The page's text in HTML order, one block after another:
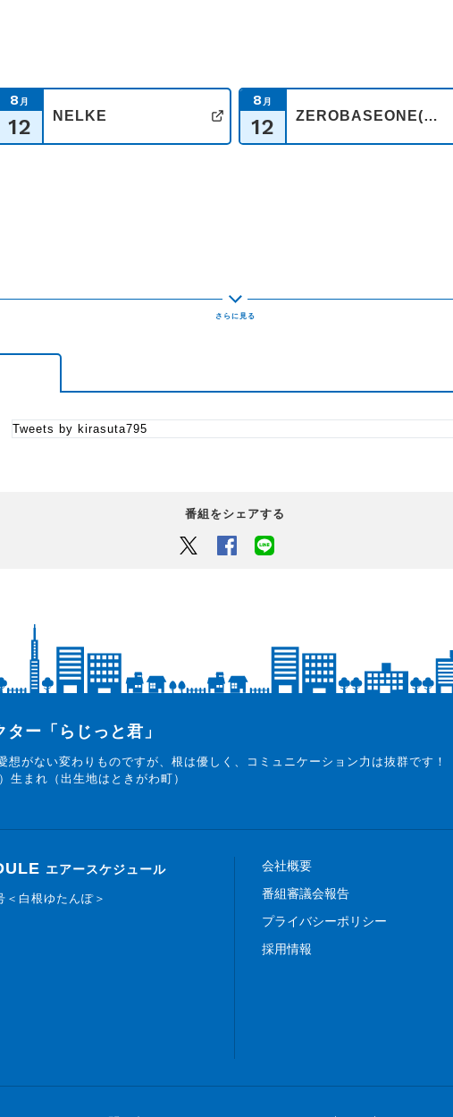
サイト
8 月
12
NELKE
公式サイト
8 月
12
ZEROBASEONE(※コメント)
Tweets by kirasuta795
番組をシェアする
Twitter Facebook
ー「らじっと君」
想がない変わりものですが、根は優しく、コミュニケーション力は抜群です！
生まれ（出生地はときがわ町）
エアースケジュール
＜白根ゆたんぽ＞
会社概要
番組審議会報告
プライバシーポリシー
採用情報